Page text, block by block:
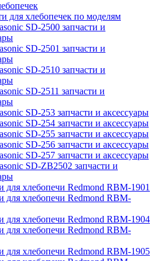
для хлебопечек по моделям
SD-2500 запчасти и
SD-2501 запчасти и
SD-2510 запчасти и
SD-2511 запчасти и
SD-253 запчасти и аксессуары
SD-254 запчасти и аксессуары
SD-255 запчасти и аксессуары
SD-256 запчасти и аксессуары
SD-257 запчасти и аксессуары
SD-ZB2502 запчасти и
для хлебопечи Redmond RBM-1901
для хлебопечи Redmond RBM-
для хлебопечи Redmond RBM-1904
для хлебопечи Redmond RBM-
для хлебопечи Redmond RBM-1905